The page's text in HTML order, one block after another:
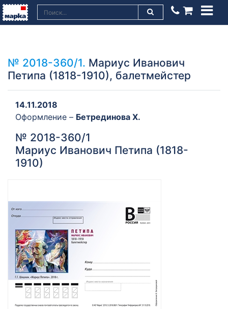
№ 2018-360/1. Мариус Иванович
Петипа (1818-1910), балетмейстер
14.11.2018
Оформление – Бетрединова Х.
№ 2018-360/1
Мариус Иванович Петипа (1818-
1910)